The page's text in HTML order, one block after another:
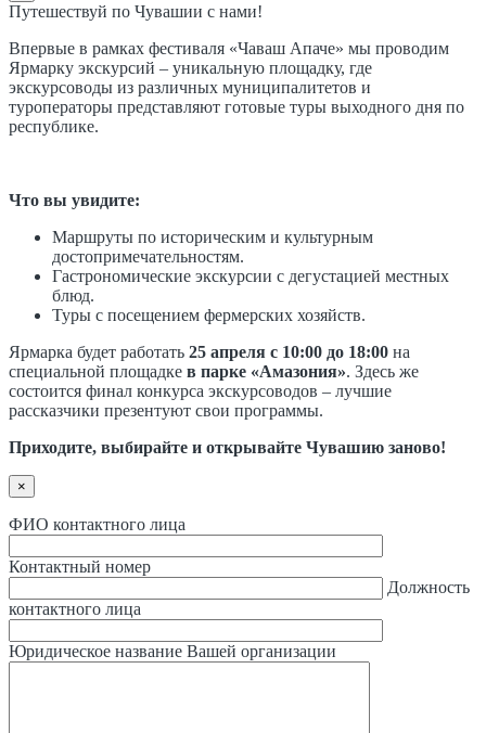
Путешествуй по Чувашии с нами!
Впервые в рамках фестиваля «Чаваш Апаче» мы проводим
Ярмарку экскурсий – уникальную площадку, где
экскурсоводы из различных муниципалитетов и
туроператоры представляют готовые туры выходного дня по
республике.
Что вы увидите:
Маршруты по историческим и культурным
достопримечательностям.
Гастрономические экскурсии с дегустацией местных
блюд.
Туры с посещением фермерских хозяйств.
Ярмарка будет работать 25 апреля с 10:00 до 18:00 на
специальной площадке в парке «Амазония». Здесь же
состоится финал конкурса экскурсоводов – лучшие
рассказчики презентуют свои программы.
Приходите, выбирайте и открывайте Чувашию заново!
×
ФИО контактного лица
Контактный номер
Должность
контактного лица
Юридическое название Вашей организации